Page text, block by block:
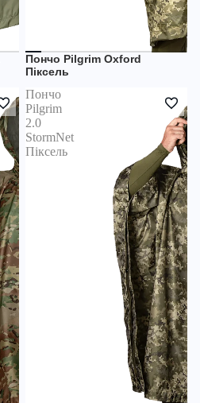
НЕМАЄ В НАЯВНОСТІ
Пончо Pilgrim Oxford
Піксель
Пончо
Pilgrim
2.0
StormNet
Піксель